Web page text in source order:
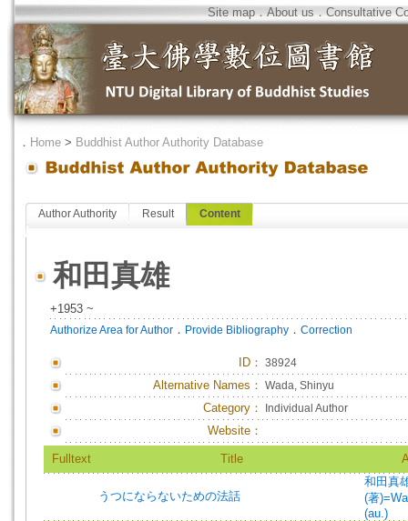
Site map．About us．Consultative
． Home > Buddhist Author Authority Database
Author Authority Result Content
和田真雄
+1953 ~
Authorize Area for Author ． Provide Bibliography ． Correction
ID ： 38924
Alternative Names： Wada, Shinyu
Category： Individual Author
Website：
Fulltext Title
うつにならないための法話
和田真
(著
(au.)